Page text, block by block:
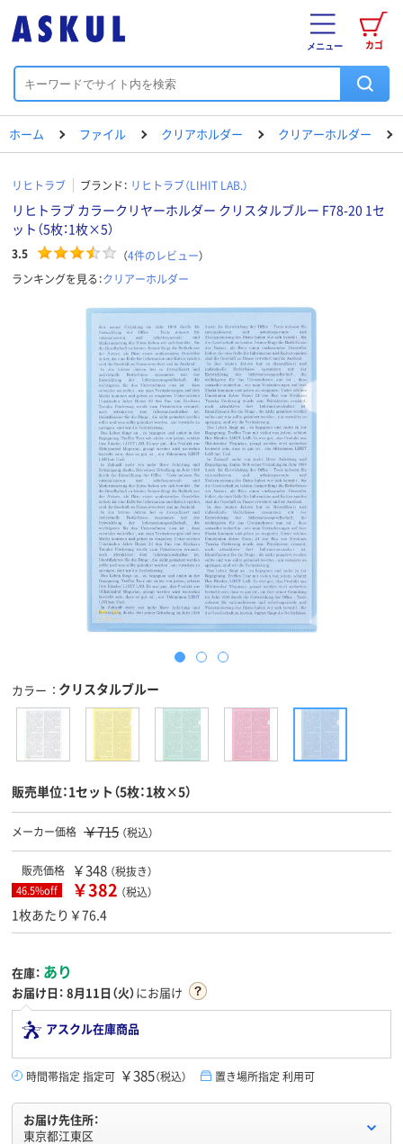
カゴ
メニュー
ホーム ファイル クリアホルダー クリアーホルダー
リヒトラブ ブランド： リヒトラブ（LIHIT LAB.）
リヒトラブ カラークリヤーホルダー クリスタルブルー F78-20 1セ
ット（5枚：1枚×5）
3.5 （4件のレビュー）
ランキングを見る：クリアーホルダー
カラー クリスタルブルー
販売単位：1セット（5枚：1枚×5）
メーカー価格 ￥715 （税込）
販売価格 ￥348 （税抜き）
46.5%off ￥382 （税込）
1枚あたり￥76.4
在庫： あり
お届け日： 8月11日（火）にお届け
アスクル在庫商品
時間帯指定 指定可 ￥385（税込） 置き場所指定 利用可
お届け先住所：
東京都江東区